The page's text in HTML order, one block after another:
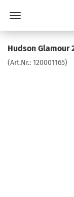
Hudson Glamour
(Art.Nr.: 120001165)